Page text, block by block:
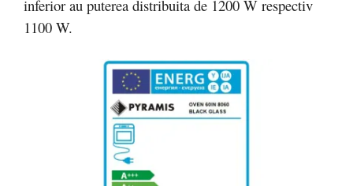
inferior au puterea distribuita de 1200 W respectiv
1100 W.